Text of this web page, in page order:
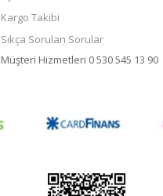
Kargo Takibi
Sıkça Sorulan Sorular
Müşteri Hizmetleri 0 530 545 13 90